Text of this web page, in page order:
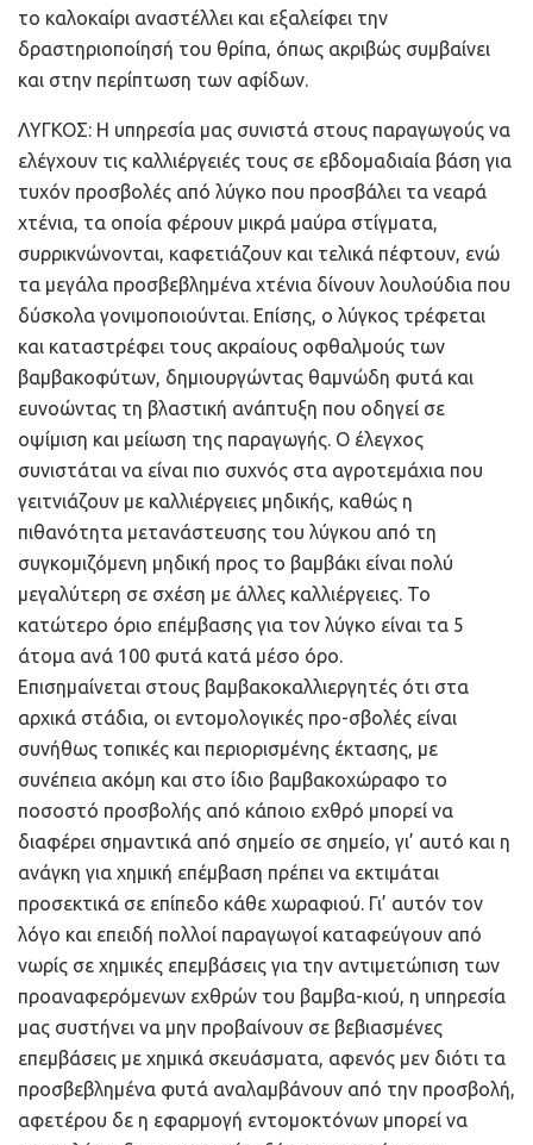
το καλοκαίρι αναστέλλει και εξαλείφει την
δραστηριοποίησή του θρίπα, όπως ακριβώς συμβαίνει
και στην περίπτωση των αφίδων.
ΛΥΓΚΟΣ: Η υπηρεσία μας συνιστά στους παραγωγούς να
ελέγχουν τις καλλιέργειές τους σε εβδομαδιαία βάση για
τυχόν προσβολές από λύγκο που προσβάλει τα νεαρά
χτένια, τα οποία φέρουν μικρά μαύρα στίγματα,
συρρικνώνονται, καφετιάζουν και τελικά πέφτουν, ενώ
τα μεγάλα προσβεβλημένα χτένια δίνουν λουλούδια που
δύσκολα γονιμοποιούνται. Επίσης, ο λύγκος τρέφεται
και καταστρέφει τους ακραίους οφθαλμούς των
βαμβακοφύτων, δημιουργώντας θαμνώδη φυτά και
ευνοώντας τη βλαστική ανάπτυξη που οδηγεί σε
οψίμιση και μείωση της παραγωγής. Ο έλεγχος
συνιστάται να είναι πιο συχνός στα αγροτεμάχια που
γειτνιάζουν με καλλιέργειες μηδικής, καθώς η
πιθανότητα μετανάστευσης του λύγκου από τη
συγκομιζόμενη μηδική προς το βαμβάκι είναι πολύ
μεγαλύτερη σε σχέση με άλλες καλλιέργειες. Το
κατώτερο όριο επέμβασης για τον λύγκο είναι τα 5
άτομα ανά 100 φυτά κατά μέσο όρο.
Επισημαίνεται στους βαμβακοκαλλιεργητές ότι στα
αρχικά στάδια, οι εντομολογικές προ-σβολές είναι
συνήθως τοπικές και περιορισμένης έκτασης, με
συνέπεια ακόμη και στο ίδιο βαμβακοχώραφο το
ποσοστό προσβολής από κάποιο εχθρό μπορεί να
διαφέρει σημαντικά από σημείο σε σημείο, γι’ αυτό και η
ανάγκη για χημική επέμβαση πρέπει να εκτιμάται
προσεκτικά σε επίπεδο κάθε χωραφιού. Γι’ αυτόν τον
λόγο και επειδή πολλοί παραγωγοί καταφεύγουν από
νωρίς σε χημικές επεμβάσεις για την αντιμετώπιση των
προαναφερόμενων εχθρών του βαμβα-κιού, η υπηρεσία
μας συστήνει να μην προβαίνουν σε βεβιασμένες
επεμβάσεις με χημικά σκευάσματα, αφενός μεν διότι τα
προσβεβλημένα φυτά αναλαμβάνουν από την προσβολή,
αφετέρου δε η εφαρμογή εντομοκτόνων μπορεί να